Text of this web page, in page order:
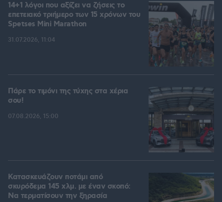
14+1 λόγοι που αξίζει να ζήσεις το
επετειακό τριήμερο των 15 χρόνων του
Spetses Mini Marathon
31.07.2026, 11:04
Πάρε το τιμόνι της τύχης στα χέρια
σου!
07.08.2026, 15:00
Κατασκευάζουν ποτάμι από
σκυρόδεμα 145 χλμ. με έναν σκοπό:
Να τερματίσουν την ξηρασία